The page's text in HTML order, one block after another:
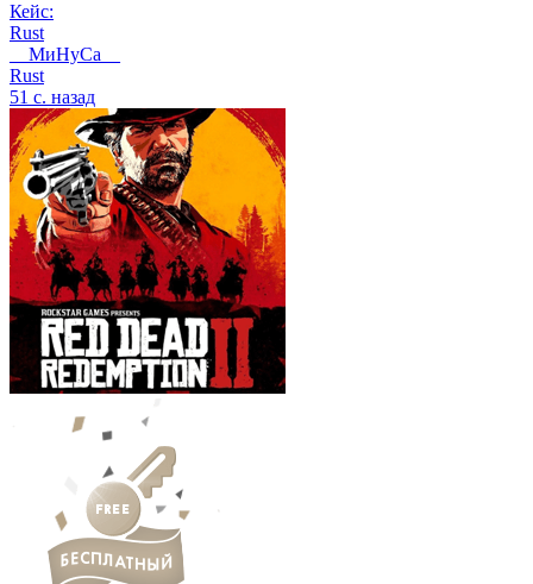
Кейс:
Rust
__МиНуСа__
Rust
51 с. назад